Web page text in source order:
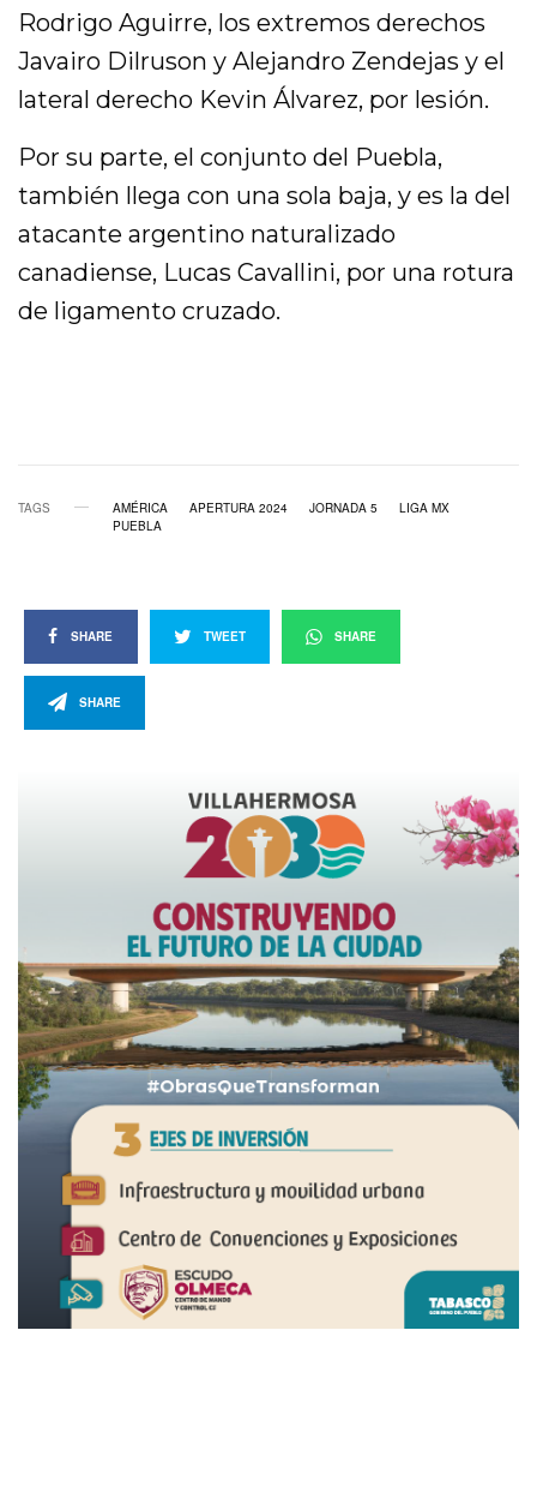
Rodrigo Aguirre, los extremos derechos
Javairo Dilruson y Alejandro Zendejas y el
lateral derecho Kevin Álvarez, por lesión.
Por su parte, el conjunto del Puebla,
también llega con una sola baja, y es la del
atacante argentino naturalizado
canadiense, Lucas Cavallini, por una rotura
de ligamento cruzado.
TAGS AMÉRICA APERTURA 2024 JORNADA 5
LIGA MX
PUEBLA
SHARE TWEET SHARE
SHARE